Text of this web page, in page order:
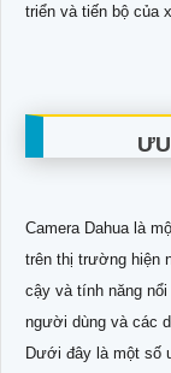
triển và tiến bộ của
Camera Dahua là
trên thị trường hiện
cậy và tính năng
người dùng và các
Dưới đây là một số